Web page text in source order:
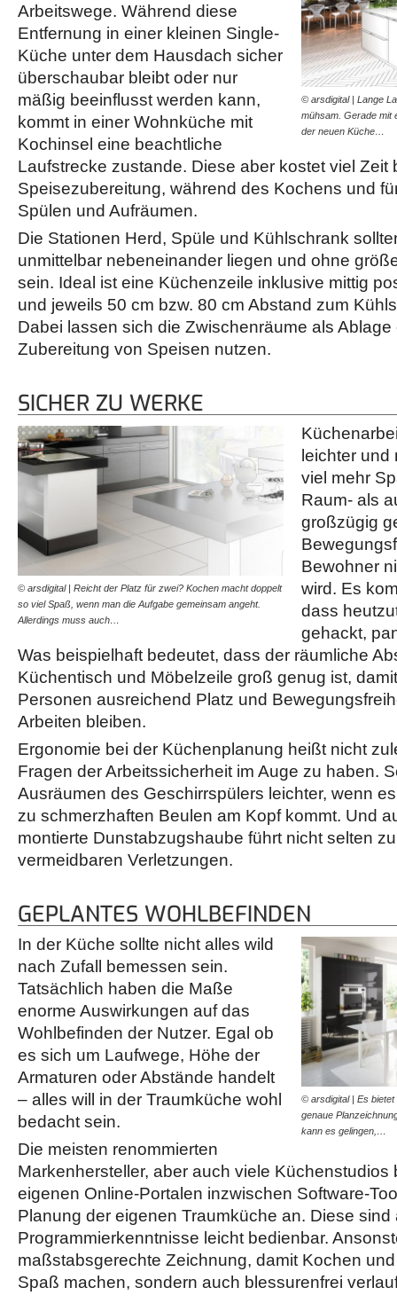
© arsdigital | Lange
mühsam. Gerade mit
der neuen Küche…
Arbeitswege. Während diese
Entfernung in einer kleinen Single-
Küche unter dem Hausdach sicher
überschaubar bleibt oder nur
mäßig beeinflusst werden kann,
kommt in einer Wohnküche mit
Kochinsel eine beachtliche
Laufstrecke zustande. Diese aber kostet viel Zeit
Speisezubereitung, während des Kochens und
Spülen und Aufräumen.
Die Stationen Herd, Spüle und Kühlschrank
unmittelbar nebeneinander liegen und ohne
sein. Ideal ist eine Küchenzeile inklusive mittig
und jeweils 50 cm bzw. 80 cm Abstand zum
Dabei lassen sich die Zwischenräume als Ablage
Zubereitung von Speisen nutzen.
SICHER ZU WERKE
© arsdigital | Reicht der Platz für zwei? Kochen macht doppelt
so viel Spaß, wenn man die Aufgabe gemeinsam angeht.
Allerdings muss auch…
leichter
viel mehr
Raum- als
großzügig
Bewohner
wird. Es
dass
gehackt,
Was beispielhaft bedeutet, dass der räumliche
Küchentisch und Möbelzeile groß genug ist,
Personen ausreichend Platz und
Arbeiten bleiben.
Ergonomie bei der Küchenplanung heißt nicht
Fragen der Arbeitssicherheit im Auge zu haben.
Ausräumen des Geschirrspülers leichter, wenn
zu schmerzhaften Beulen am Kopf kommt. Und
montierte Dunstabzugshaube führt nicht selten
vermeidbaren Verletzungen.
GEPLANTES WOHLBEFINDEN
© arsdigital | Es
genaue
kann es gelingen,…
In der Küche sollte nicht alles wild
nach Zufall bemessen sein.
Tatsächlich haben die Maße
enorme Auswirkungen auf das
Wohlbefinden der Nutzer. Egal ob
es sich um Laufwege, Höhe der
Armaturen oder Abstände handelt
– alles will in der Traumküche wohl
bedacht sein.
Die meisten renommierten
Markenhersteller, aber auch viele Küchenstudios
eigenen Online-Portalen inzwischen Software-
Planung der eigenen Traumküche an. Diese
Programmierkenntnisse leicht bedienbar.
maßstabsgerechte Zeichnung, damit Kochen
Spaß machen, sondern auch blessurenfrei